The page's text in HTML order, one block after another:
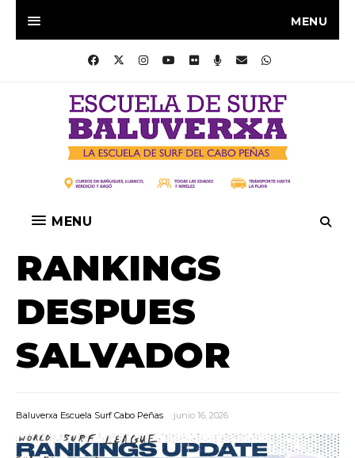
MENU
MENU
RANKINGS
DESPUES
SALVADOR
Baluverxa Escuela Surf Cabo Peñas junio 16, 2026